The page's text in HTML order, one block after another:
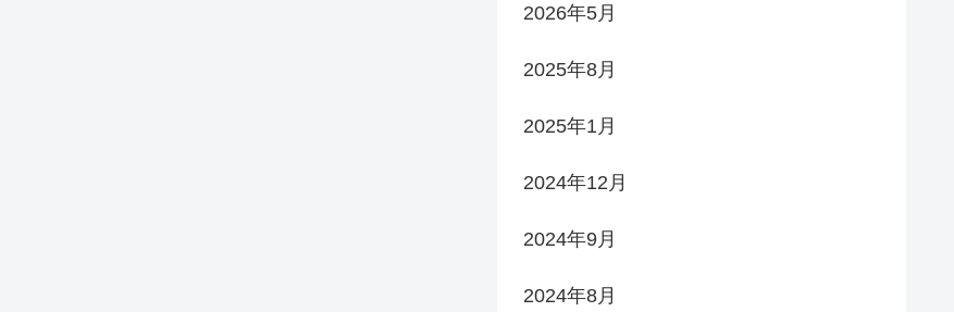
2026年5月
2025年8月
2025年1月
2024年12月
2024年9月
2024年8月